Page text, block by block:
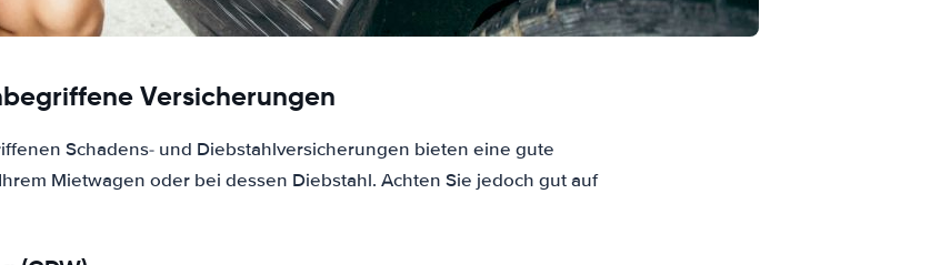
Versicherungen
Schadens- und Diebstahlversicherungen bieten eine gute
Mietwagen oder bei dessen Diebstahl. Achten Sie jedoch gut auf